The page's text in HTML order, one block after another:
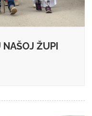
NAŠOJ ŽUPI